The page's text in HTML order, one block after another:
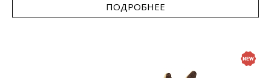
ПОДРОБНЕЕ